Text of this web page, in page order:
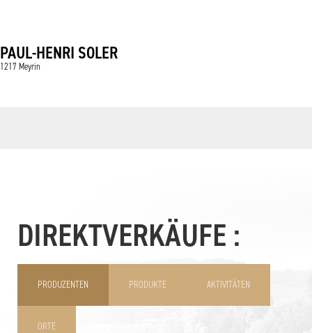
PAUL-HENRI SOLER
1217 Meyrin
DIREKTVERKÄUFE :
PRODUZENTEN PRODUKTE AKTIVITÄTEN
ORTE